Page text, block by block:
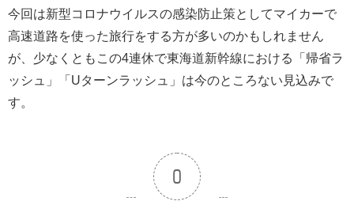
今回は新型コロナウイルスの感染防止策としてマイカーで
高速道路を使った旅行をする方が多いのかもしれません
が、少なくともこの4連休で東海道新幹線における「帰省ラ
ッシュ」「Uターンラッシュ」は今のところない見込みで
す。
0